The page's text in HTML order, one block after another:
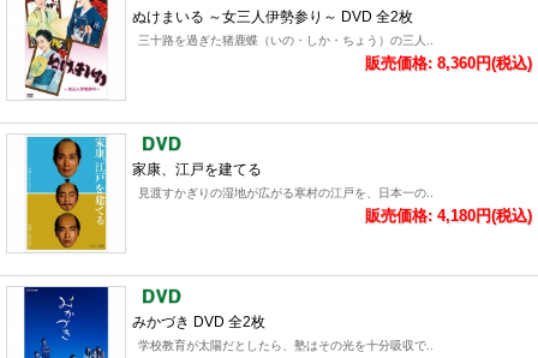
ぬけまいる ～女三人伊勢参り～ DVD 全2枚
三十路を過ぎた猪鹿蝶（いの・しか・ちょう）の三人..
販売価格: 8,360円(税込)
家康、江戸を建てる
見渡すかぎりの湿地が広がる寒村の江戸を、日本一の..
販売価格: 4,180円(税込)
みかづき DVD 全2枚
学校教育が太陽だとしたら、塾はその光を十分吸収で..